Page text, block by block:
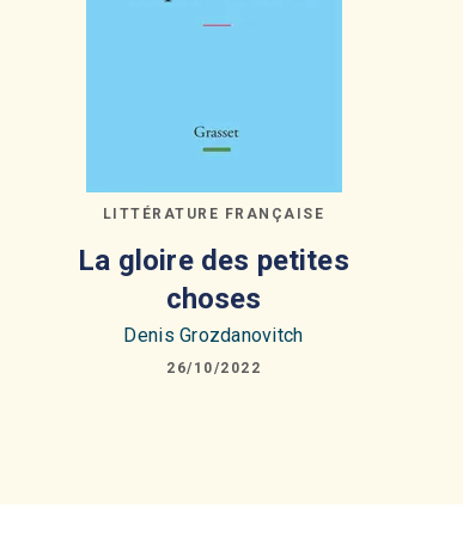
LITTÉRATURE FRANÇAISE
La gloire des petites
choses
Denis Grozdanovitch
26/10/2022